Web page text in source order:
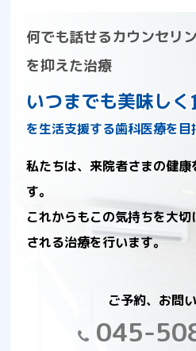
何でも話せるカウンセリ
を抑えた治療
いつまでも美味しく
を生活支援する歯科医療を目
私たちは、来院者さまの健
す。
これからもこの気持ちを大
される治療を行います。
ご予約、お問
045-